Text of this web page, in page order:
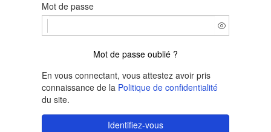
Mot de passe
Mot de passe oublié ?
En vous connectant, vous attestez avoir pris
connaissance de la Politique de confidentialité
du site.
Identifiez-vous